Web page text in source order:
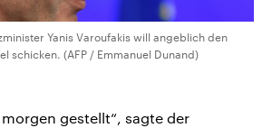
Yanis Varoufakis will angeblich den
schicken. (AFP / Emmanuel Dunand)
gestellt“, sagte der